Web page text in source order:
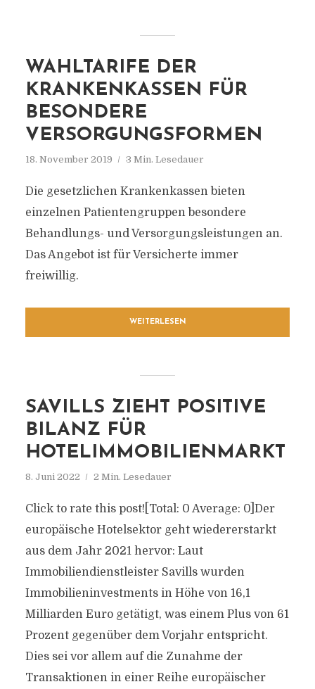
WAHLTARIFE DER
KRANKENKASSEN FÜR
BESONDERE
VERSORGUNGSFORMEN
18. November 2019 3 Min. Lesedauer
Die gesetzlichen Krankenkassen bieten
einzelnen Patientengruppen besondere
Behandlungs- und Versorgungsleistungen an.
Das Angebot ist für Versicherte immer
freiwillig.
WEITERLESEN
SAVILLS ZIEHT POSITIVE
BILANZ FÜR
HOTELIMMOBILIENMARKT
8. Juni 2022 2 Min. Lesedauer
Click to rate this post![Total: 0 Average: 0]Der
europäische Hotelsektor geht wiedererstarkt
aus dem Jahr 2021 hervor: Laut
Immobiliendienstleister Savills wurden
Immobilieninvestments in Höhe von 16,1
Milliarden Euro getätigt, was einem Plus von 61
Prozent gegenüber dem Vorjahr entspricht.
Dies sei vor allem auf die Zunahme der
Transaktionen in einer Reihe europäischer